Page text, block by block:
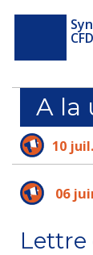
A la
10
LE TEMPS
06
Lettre